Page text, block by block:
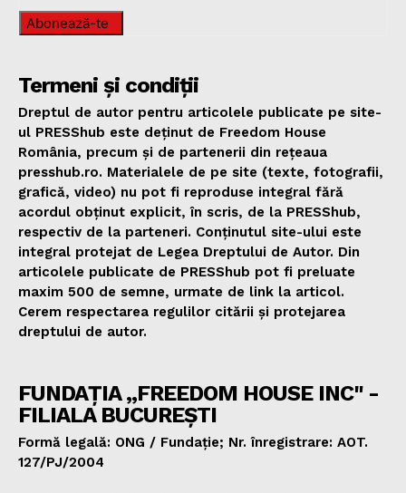
Abonează-te
Termeni și condiții
Dreptul de autor pentru articolele publicate pe site-
ul PRESShub este deținut de Freedom House
România, precum și de partenerii din rețeaua
presshub.ro. Materialele de pe site (texte, fotografii,
grafică, video) nu pot fi reproduse integral fără
acordul obținut explicit, în scris, de la PRESShub,
respectiv de la parteneri. Conținutul site-ului este
integral protejat de Legea Dreptului de Autor. Din
articolele publicate de PRESShub pot fi preluate
maxim 500 de semne, urmate de link la articol.
Cerem respectarea regulilor citării și protejarea
dreptului de autor.
FUNDAȚIA „FREEDOM HOUSE INC" -
FILIALA BUCUREȘTI
Formă legală: ONG / Fundație; Nr. înregistrare: AOT.
127/PJ/2004